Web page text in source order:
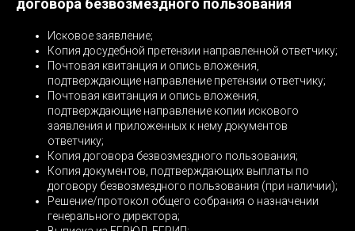
договора безвозмездного пользования
Исковое заявление;
Копия досудебной претензии направленной ответчику;
Почтовая квитанция и опись вложения,
подтверждающие направление претензии ответчику;
Почтовая квитанция и опись вложения,
подтверждающие направление копии искового
заявления и приложенных к нему документов
ответчику;
Копия договора безвозмездного пользования;
Копия документов, подтверждающих выплаты по
договору безвозмездного пользования (при наличии);
Решение/протокол общего собрания о назначении
генерального директора;